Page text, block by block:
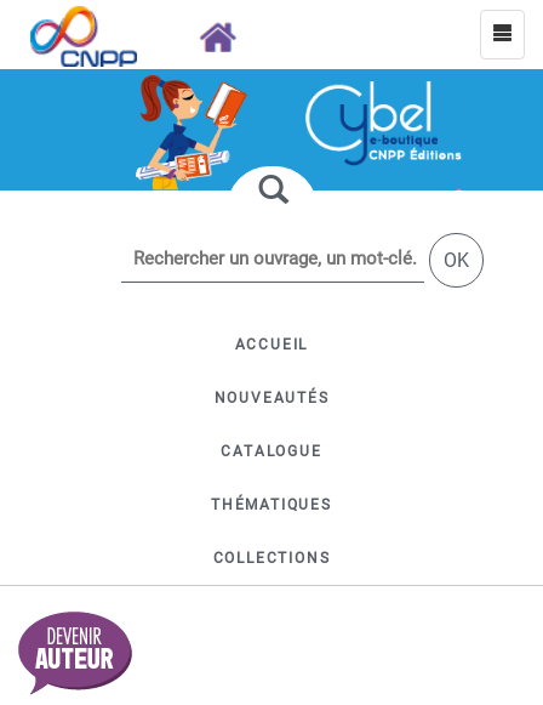
OK
ACCUEIL
NOUVEAUTÉS
CATALOGUE
THÉMATIQUES
COLLECTIONS